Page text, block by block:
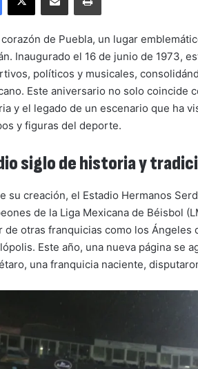
corazón de Puebla, un lugar
Inaugurado el 16 de junio de 1973,
políticos y musicales,
Este aniversario no solo coincide
y el legado de un escenario que ha
y figuras del deporte.
siglo de historia y
su creación, el Estadio Hermanos
de la Liga Mexicana de Béisbol
de otras franquicias como los
Este año, una nueva página se
una franquicia naciente,